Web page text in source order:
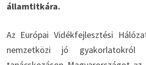
államtitkára.
Az Európai Vidékfejlesztési
nemzetközi jó gyakorlatokról